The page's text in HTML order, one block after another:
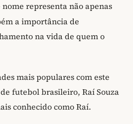
nome representa não apenas
a importância de
na vida de quem o
mais populares com este
futebol brasileiro, Raí Souza
conhecido como Raí.